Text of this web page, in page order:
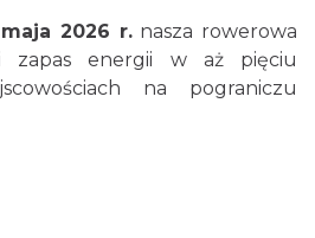
2026-08-19
maja 2026 r.nasza rowerowa
i zapas energii w aż pięciu
na pograniczu